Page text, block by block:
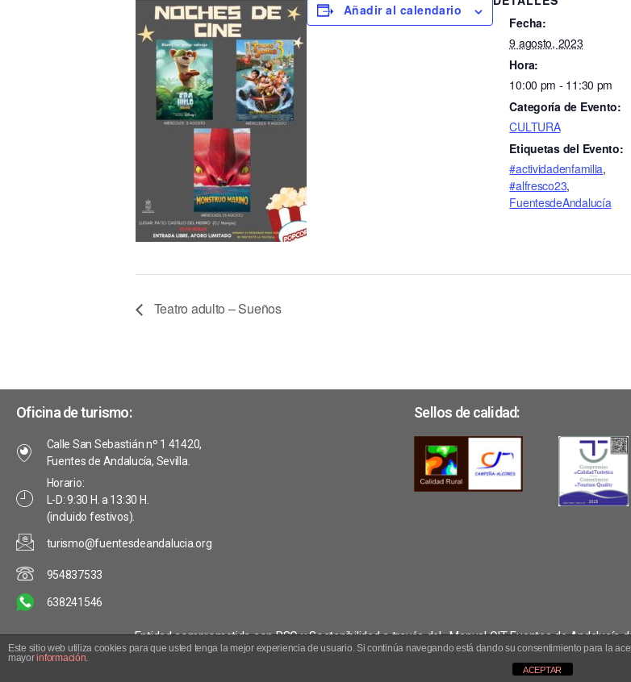
Añadir al calendario
Fecha:
9 agosto, 2023
Hora:
10:00 pm - 11:30 pm
Categoría de Evento:
CULTURA
Etiquetas del Evento:
#actividadenfamilia,
#alfresco23,
FuentesdeAndalucía
Teatro adulto – Sueños
Oficina de turismo:
Calle San Sebastián nº 1 41420,
Fuentes de Andalucía, Sevilla.
Horario:
L-D: 9:30 H. a 13:30 H.
(incluido festivos).
turismo@fuentesdeandalucia.org
954837533
638241546
Sellos de calidad:
Entidad comprometida con RSC y Sostenibilidad a través del «Manual OIT Fuentes de Andalucía
© 2018-2026 Turismo Fuentes de Andalucía. Todos los derechos
Este sitio web utiliza cookies para que usted tenga la mejor experiencia de usuario. Si continúa navegando está dando su consentimiento para la
mayorinformación.
ACEPTAR